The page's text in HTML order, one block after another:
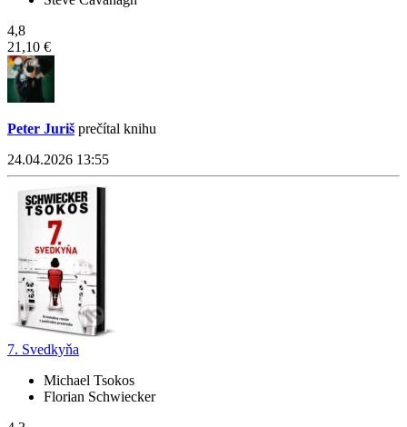
4,8
21,10 €
Peter Juriš prečítal knihu
24.04.2026 13:55
7. Svedkyňa
Michael Tsokos
Florian Schwiecker